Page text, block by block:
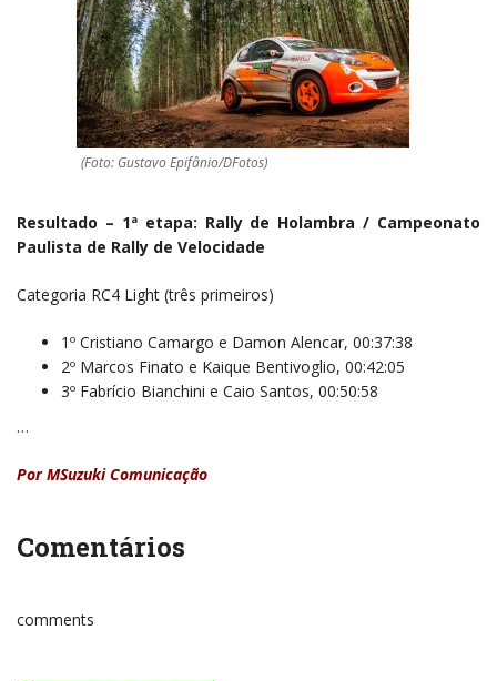
(Foto: Gustavo Epifânio/DFotos)
Resultado – 1ª etapa: Rally de Holambra / Campeonato
Paulista de Rally de Velocidade
Categoria RC4 Light (três primeiros)
1º Cristiano Camargo e Damon Alencar, 00:37:38
2º Marcos Finato e Kaique Bentivoglio, 00:42:05
3º Fabrício Bianchini e Caio Santos, 00:50:58
…
PorMSuzuki Comunicação
Comentários
comments